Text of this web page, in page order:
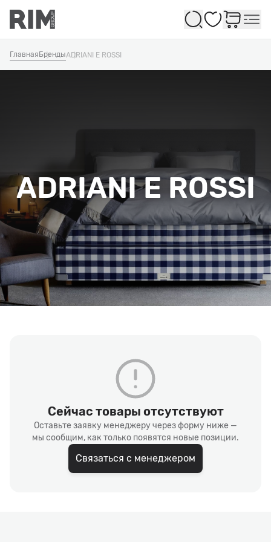
Избранное
ADRIANI E ROSSI
Главная БрендыADRIANI E ROSSI
Сейчас товары отсутствуют
Оставьте заявку менеджеру через форму ниже —
мы сообщим, как только появятся новые позиции.
Связаться с менеджером